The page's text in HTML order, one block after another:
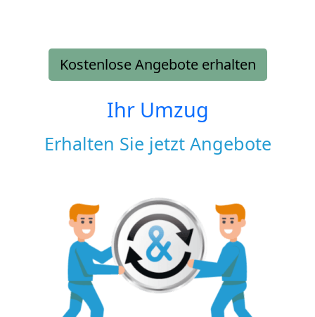
Kostenlose Angebote erhalten
Ihr Umzug
Erhalten Sie jetzt Angebote